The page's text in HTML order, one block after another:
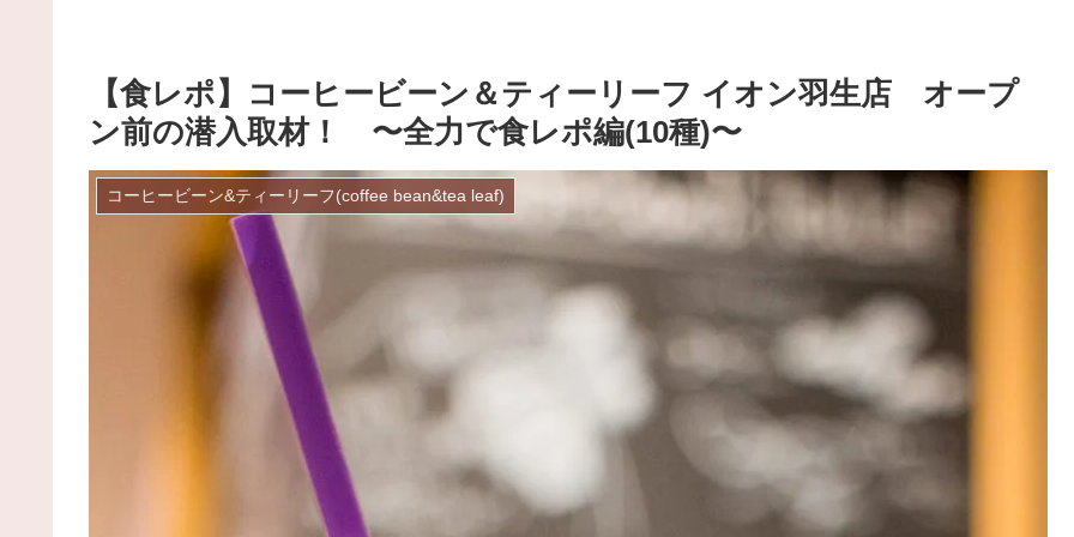
【食レポ】コーヒービーン＆ティーリーフ イオン羽生店 オープ
ン前の潜入取材！ 〜全力で食レポ編(10種)〜
コーヒービーン&ティーリーフ(coffee bean&tea leaf)